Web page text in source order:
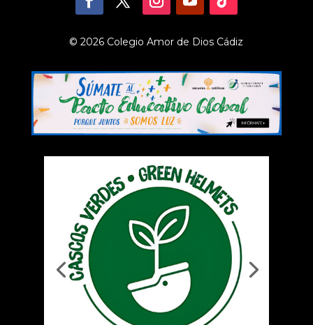
© 2026 Colegio Amor de Dios Cádiz